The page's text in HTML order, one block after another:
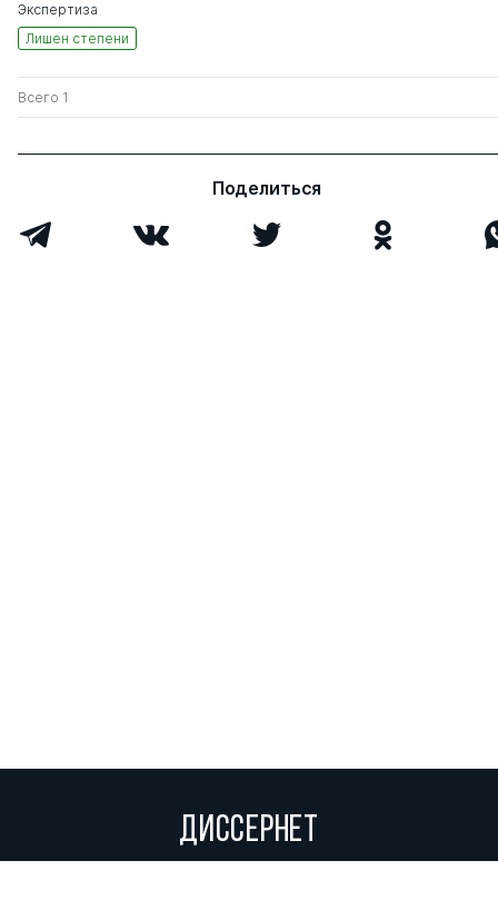
Экспертиза
Лишен степени
Всего 1
Поделиться
ДИССЕРНЕТ